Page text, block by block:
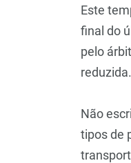
Este
final do
pelo
reduzida.
Não
tipos de